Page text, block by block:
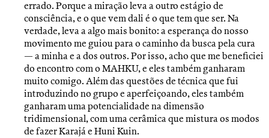
errado. Porque a miração leva a outro estágio de
consciência, e o que vem dali é o que tem que ser. Na
verdade, leva a algo mais bonito: a esperança do nosso
movimento me guiou para o caminho da busca pela cura
— a minha e a dos outros. Por isso, acho que me beneficiei
do encontro com o MAHKU, e eles também ganharam
muito comigo. Além das questões de técnica que fui
introduzindo no grupo e aperfeiçoando, eles também
ganharam uma potencialidade na dimensão
tridimensional, com uma cerâmica que mistura os modos
de fazer Karajá e Huni Kuin.